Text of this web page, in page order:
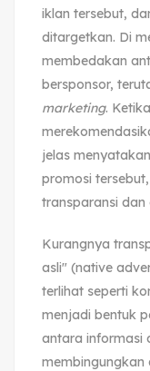
iklan tersebut,
ditargetkan. Di
membedakan
bersponsor,
marketing.
jelas
promosi
transparansi dan
Kurangnya
asli" (native
terlihat seperti
menjadi bentuk
antara informasi
membingungkan